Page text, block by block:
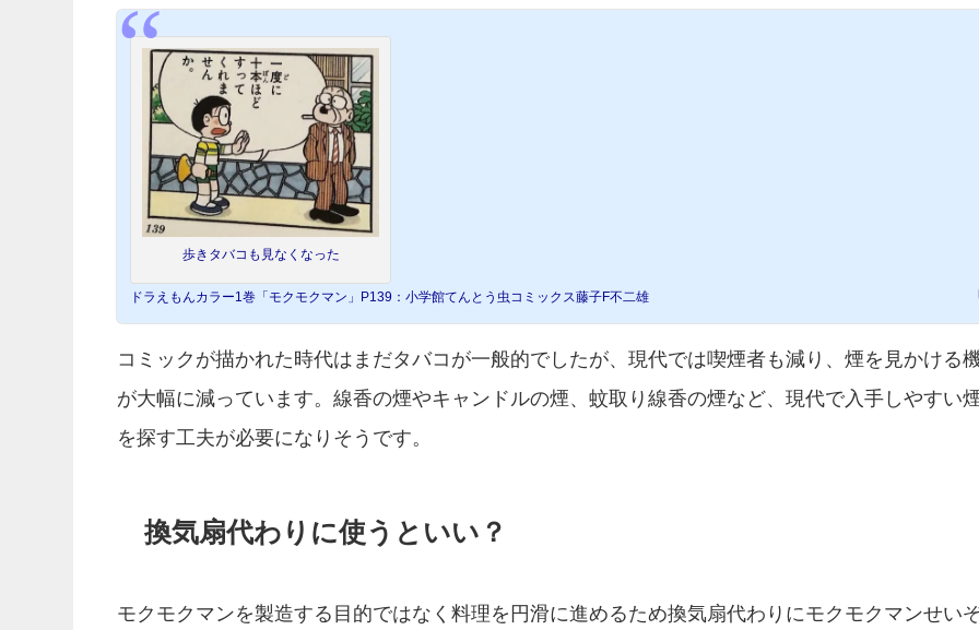
歩きタバコも見なくなった
ドラえもんカラー1巻「モクモクマン」P139：小学館てんとう虫コミックス藤子F不二雄
コミックが描かれた時代はまだタバコが一般的でしたが、現代では喫煙者も減り、煙を見かける
が大幅に減っています。線香の煙やキャンドルの煙、蚊取り線香の煙など、現代で入手しやすい
を探す工夫が必要になりそうです。
換気扇代わりに使うといい？
モクモクマンを製造する目的ではなく料理を円滑に進めるため換気扇代わりにモクモクマンせい